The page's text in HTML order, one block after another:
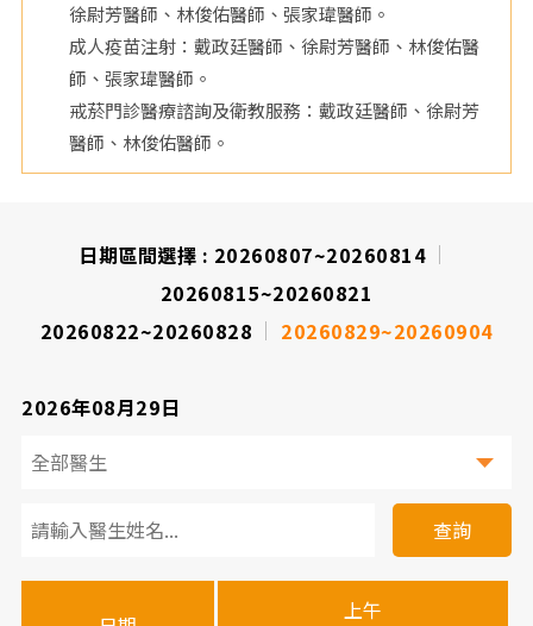
徐尉芳醫師、林俊佑醫師、張家瑋醫師。
成人疫苗注射：戴政廷醫師、徐尉芳醫師、林俊佑醫
師、張家瑋醫師。
戒菸門診醫療諮詢及衛教服務：戴政廷醫師、徐尉芳
醫師、林俊佑醫師。
日期區間選擇 : 20260807~20260814
20260815~20260821
20260822~20260828
20260829~20260904
2026年08月29日
診
醫
查詢
上午